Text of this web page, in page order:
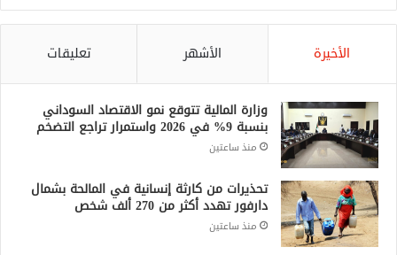
الأخيرة الأشهر تعليقات
وزارة المالية تتوقع نمو الاقتصاد السوداني
بنسبة 9% في 2026 واستمرار تراجع التضخم
منذ ساعتين
تحذيرات من كارثة إنسانية في المالحة بشمال
دارفور تهدد أكثر من 270 ألف شخص
منذ ساعتين